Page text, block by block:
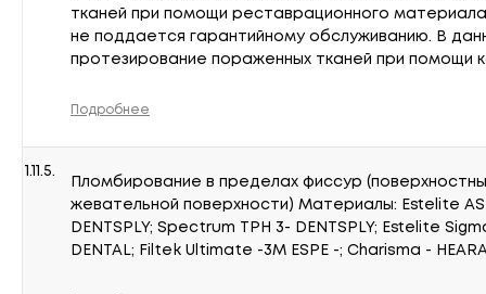
тканей при помощи реставрационного
не поддается гарантийному обслуживанию. В
протезирование пораженных тканей при помощи
Подробнее
1.11.5.
Пломбирование в пределах фиссур
жевательной поверхности) Материалы: Estelite
DENTSPLY; Spectrum TPH 3- DENTSPLY; Estelite
DENTAL; Filtek Ultimate -3M ESPE -; Charisma -